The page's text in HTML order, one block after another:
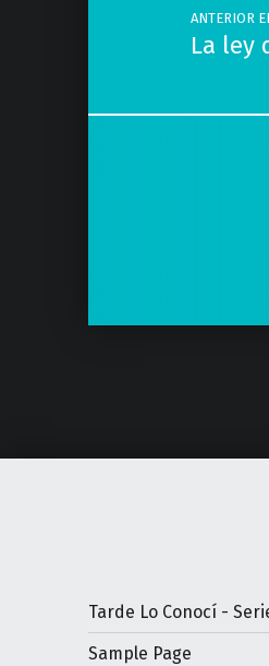
ANTERIOR
La ley
Tarde Lo Conocí -
Sample Page